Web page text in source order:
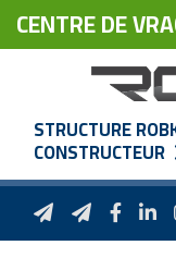
CENTRE DE
STRUCTURE
CONSTRUCTEUR